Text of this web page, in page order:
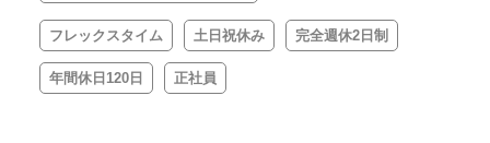
フレックスタイム 土日祝休み 完全週休2日制
年間休日120日 正社員